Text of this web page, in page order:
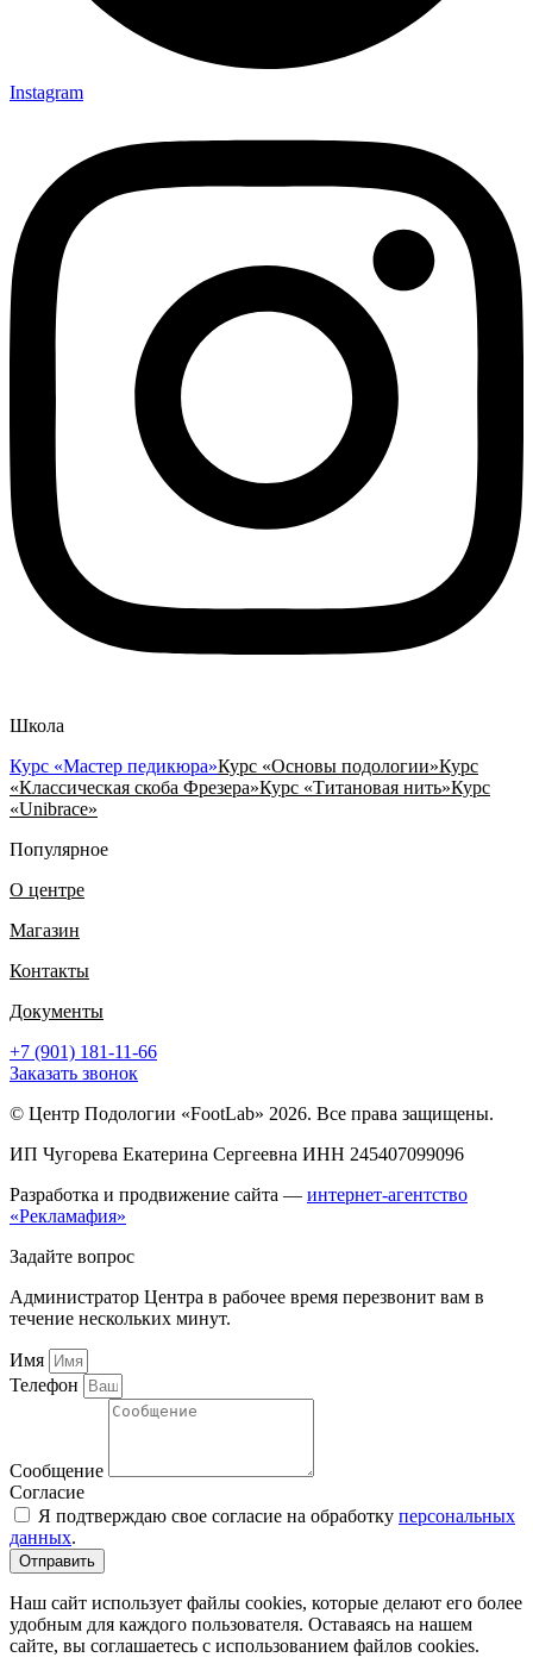
Instagram
Школа
Курс «Мастер педикюра»Курс «Основы подологии»Курс
«Классическая скоба Фрезера»Курс «Титановая нить»Курс
«Unibrace»
Популярное
О центре
Магазин
Контакты
Документы
+7 (901) 181-11-66
Заказать звонок
© Центр Подологии «FootLab» 2026. Все права защищены.
ИП Чугорева Екатерина Сергеевна ИНН 245407099096
Разработка и продвижение сайта — интернет-агентство
«Рекламафия»
Задайте вопрос
Администратор Центра в рабочее время перезвонит вам в
течение нескольких минут.
Имя
Телефон
Сообщение
Согласие
Я подтверждаю свое согласие на обработку персональных
данных.
Отправить
Наш сайт использует файлы cookies, которые делают его более
удобным для каждого пользователя. Оставаясь на нашем
сайте, вы соглашаетесь с использованием файлов cookies.